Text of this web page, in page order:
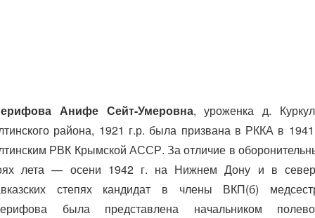
Анифе Сейт-Умеровна, уроженка д.
района, 1921 г.р. была призвана в РККА в
РВК Крымской АССР. За отличие в
лета — осени 1942 г. на Нижнем Дону и в
степях кандидат в члены ВКП(б)
была представлена начальником